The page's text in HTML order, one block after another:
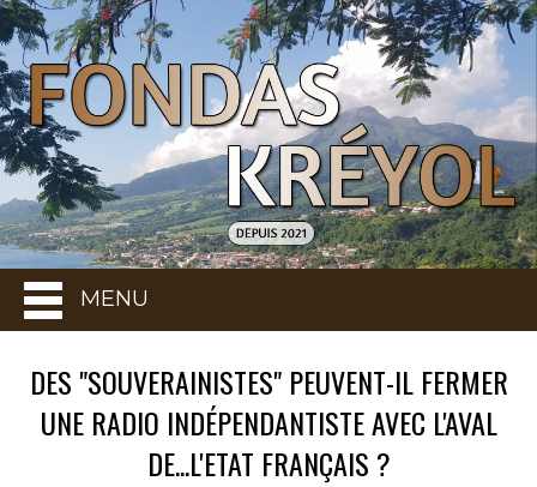
MENU
DES "SOUVERAINISTES" PEUVENT-IL FERMER
UNE RADIO INDÉPENDANTISTE AVEC L'AVAL
DE...L'ETAT FRANÇAIS ?